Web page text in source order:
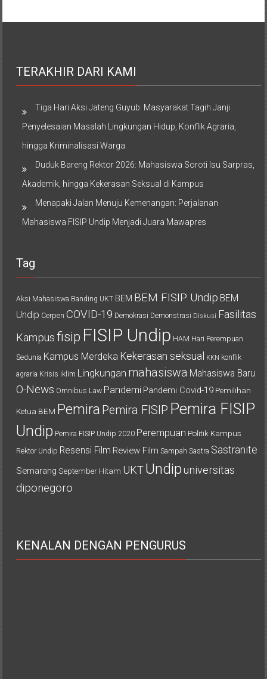
TERAKHIR DARI KAMI
Tiga Hari Aksi Jateng Guyub: Masyarakat Tagih Janji
Penyelesaian Masalah Lingkungan Hidup, Konflik Agraria,
hingga Kriminalisasi Warga
Duduk Bareng Rektor 2026: Mahasiswa Soroti Isu Sarpras,
Akademik, hingga Kekerasan Seksual di Kampus
Menapaki Jalan Menuju Kemenangan: Perjalanan
Mahasiswa FISIP Undip Menjadi Juara Mawapres
Tag
Aksi Mahasiswa Banding UKT BEM BEM FISIP Undip BEM
Undip Cerpen COVID-19 Demokrasi Demonstrasi Diskusi Fasilitas
Kampus fisip FISIP Undip HAM Hari Perempuan
Sedunia Kampus Merdeka Kekerasan seksual KKN konflik
agraria Krisis iklim Lingkungan mahasiswa Mahasiswa Baru
O-News Omnibus Law Pandemi Pandemi Covid-19 Pemilihan
Ketua BEM Pemira Pemira FISIP Pemira FISIP
Undip Pemira FISIP Undip 2020 Perempuan Politik Kampus
Rektor Undip Resensi Film Review Film Sampah Sastra Sastranite
Semarang September Hitam UKTUndip universitas
diponegoro
KENALAN DENGAN PENGURUS